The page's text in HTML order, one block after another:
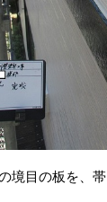
境目の板を、帯